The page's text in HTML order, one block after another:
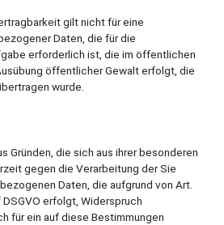
gilt nicht für eine
Daten, die für die
erforderlich ist, die im öffentlichen
öffentlicher Gewalt erfolgt, die
wurde.
Gründen, die sich aus ihrer besonderen
gegen die Verarbeitung der Sie
Daten, die aufgrund von Art.
erfolgt, Widerspruch
für ein auf diese Bestimmungen